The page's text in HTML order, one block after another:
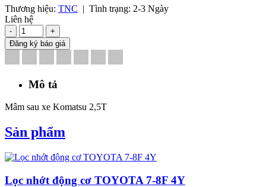
Thương hiệu: TNC | Tình trạng: 2-3 Ngày
Liên hệ
-
+
Đăng ký báo giá
Mô tả
Mâm sau xe Komatsu 2,5T
Sản phẩm
Lọc nhớt động cơ TOYOTA 7-8F 4Y